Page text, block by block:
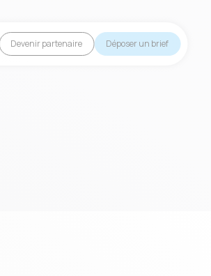
Devenir partenaire Déposer un brief